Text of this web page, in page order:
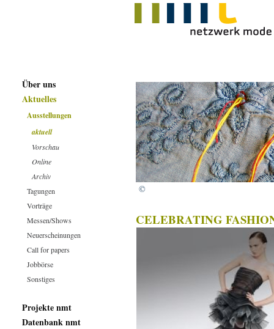
©
CELEBRATING
Über uns
Aktuelles
Ausstellungen
aktuell
Vorschau
Online
Archiv
Tagungen
Vorträge
Messen/Shows
Neuerscheinungen
Call for papers
Jobbörse
Sonstiges
Projekte nmt
Datenbank nmt